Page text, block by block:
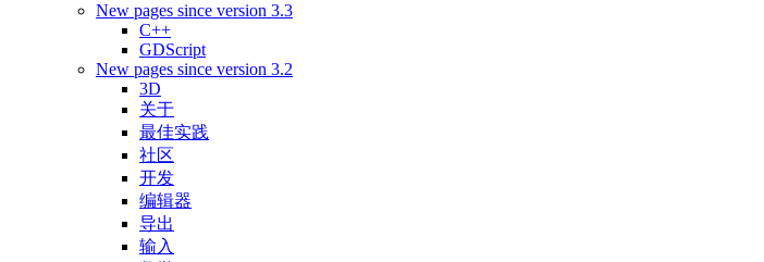
New pages since version 3.3
C++
GDScript
New pages since version 3.2
3D
关于
最佳实践
社区
开发
编辑器
导出
输入